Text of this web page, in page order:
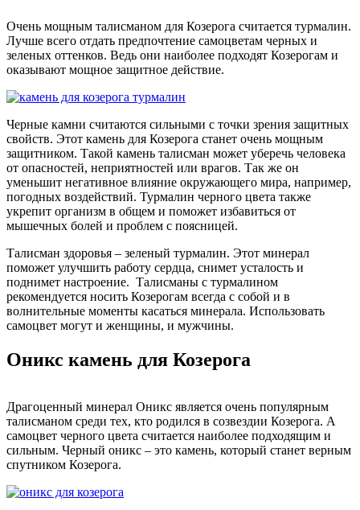
Очень мощным талисманом для Козерога считается турмалин.
Лучше всего отдать предпочтение самоцветам черных и
зеленых оттенков. Ведь они наиболее подходят Козерогам и
оказывают мощное защитное действие.
Черные камни считаются сильными с точки зрения защитных
свойств. Этот камень для Козерога станет очень мощным
защитником. Такой камень талисман может уберечь человека
от опасностей, неприятностей или врагов. Так же он
уменьшит негативное влияние окружающего мира, например,
погодных воздействий. Турмалин черного цвета также
укрепит организм в общем и поможет избавиться от
мышечных болей и проблем с поясницей.
Талисман здоровья – зеленый турмалин. Этот минерал
поможет улучшить работу сердца, снимет усталость и
поднимет настроение. Талисманы с турмалином
рекомендуется носить Козерогам всегда с собой и в
волнительные моменты касаться минерала. Использовать
самоцвет могут и женщины, и мужчины.
Оникс камень для Козерога
Драгоценный минерал Оникс является очень популярным
талисманом среди тех, кто родился в созвездии Козерога. А
самоцвет черного цвета считается наиболее подходящим и
сильным. Черный оникс – это камень, который станет верным
спутником Козерога.